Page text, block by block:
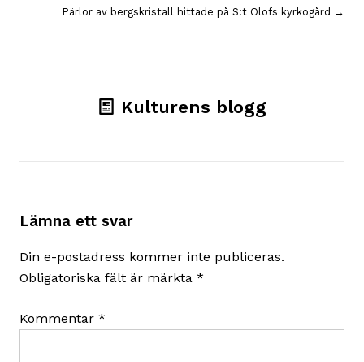
Pärlor av bergskristall hittade på S:t Olofs kyrkogård →
Kulturens blogg
Lämna ett svar
Din e-postadress kommer inte publiceras.
Obligatoriska fält är märkta *
Kommentar *